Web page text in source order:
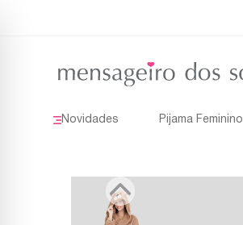
Novidades Pijama Feminino